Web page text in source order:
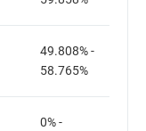
49.808% -
58.765%
0% -